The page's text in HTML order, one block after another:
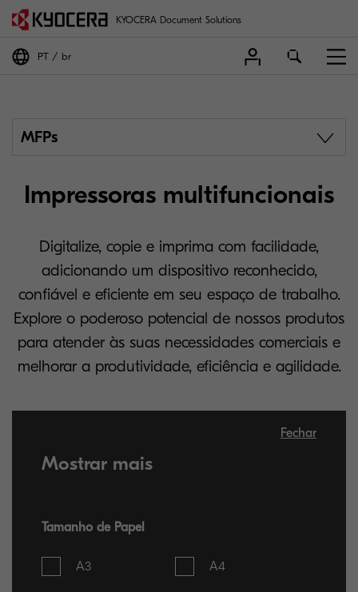
KYOCERA Document Solutions
PT br
MFPs
Impressoras multifuncionais
Digitalize, copie e imprima com facilidade,
adicionando um dispositivo reconhecido,
confiável e eficiente em seu espaço de trabalho.
Explore o poderoso potencial de nossos produtos
para atender às suas necessidades comerciais e
melhorar a produtividade, eficiência e agilidade.
Fechar
Mostrar mais
Tamanho de Papel
A3 A4